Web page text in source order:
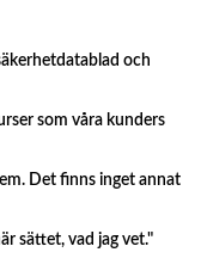
och
som våra kunders
Det finns inget annat
sättet, vad jag vet."